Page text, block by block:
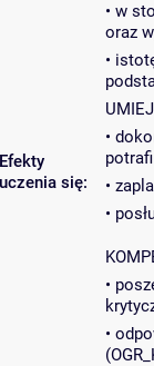
Efekty
uczenia się:
• w
oraz
•
•
•
•
•
•